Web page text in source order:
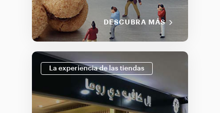
DESCUBRA MÁS
La experiencia de las tiendas